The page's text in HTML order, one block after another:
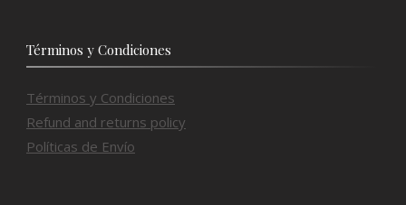
Términos y Condiciones
Términos y Condiciones
Refund and returns policy
Políticas de Envío